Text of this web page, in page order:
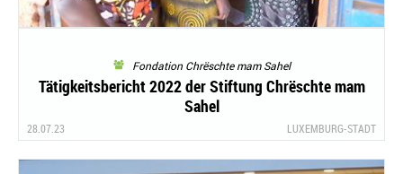
Fondation Chrëschte mam Sahel
Tätigkeitsbericht 2022 der Stiftung Chrëschte mam
Sahel
28.07.23 LUXEMBURG-STADT